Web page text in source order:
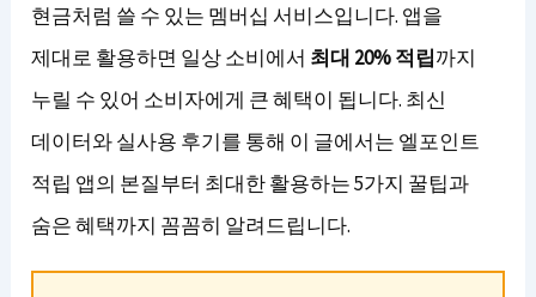
현금처럼 쓸 수 있는 멤버십 서비스입니다. 앱을
제대로 활용하면 일상 소비에서 최대 20% 적립까지
누릴 수 있어 소비자에게 큰 혜택이 됩니다. 최신
데이터와 실사용 후기를 통해 이 글에서는 엘포인트
적립 앱의 본질부터 최대한 활용하는 5가지 꿀팁과
숨은 혜택까지 꼼꼼히 알려드립니다.